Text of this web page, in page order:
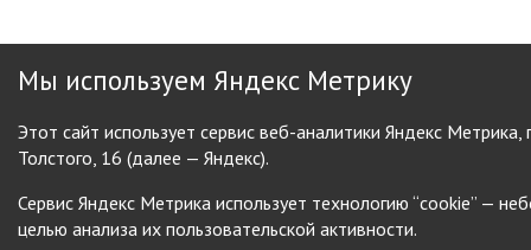
Мы используем Яндекс Метрику
Этот сайт использует сервис веб-аналитики Яндекс
Толстого, 16 (далее — Яндекс).
Сервис Яндекс Метрика использует технологию “cookie” —
целью анализа их пользовательской активности.